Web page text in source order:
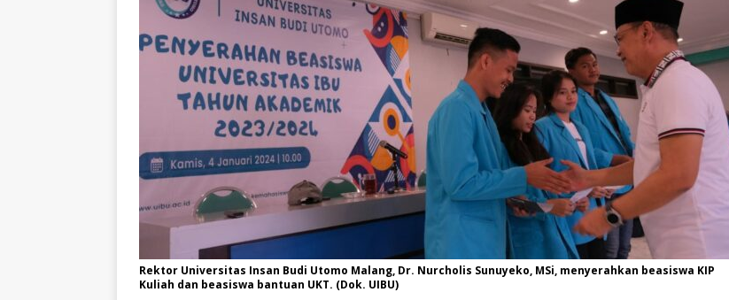
Rektor Universitas Insan Budi Utomo Malang, Dr. Nurcholis Sunuyeko, MSi, menyerahkan beasiswa KIP
Kuliah dan beasiswa bantuan UKT. (Dok. UIBU)